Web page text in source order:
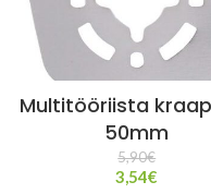
Multitööriista
50mm
5,90€
3,54€